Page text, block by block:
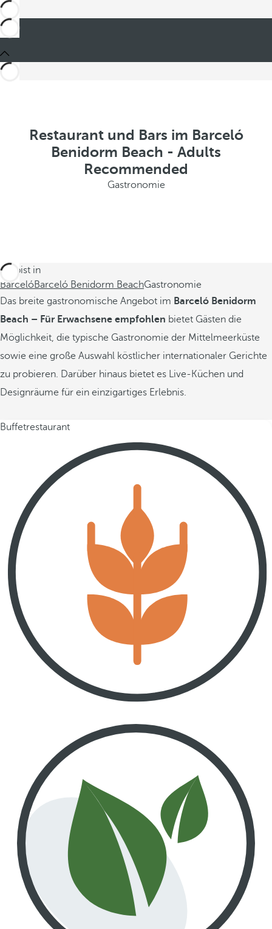
Restaurant und Bars im Barceló
Benidorm Beach - Adults
Recommended
Gastronomie
Du bist in
BarcelóBarceló Benidorm BeachGastronomie
Das breite gastronomische Angebot im Barceló Benidorm
Beach – Für Erwachsene empfohlen bietet Gästen die
Möglichkeit, die typische Gastronomie der Mittelmeerküste
sowie eine große Auswahl köstlicher internationaler Gerichte
zu probieren. Darüber hinaus bietet es Live-Küchen und
Designräume für ein einzigartiges Erlebnis.
Buffetrestaurant